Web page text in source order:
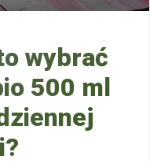
wybrać
500 ml